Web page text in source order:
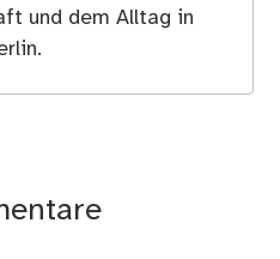
und dem Alltag in